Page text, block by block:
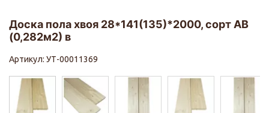
Доска пола хвоя 28*141(135)*2000, сорт АВ
(0,282м2) в
Артикул: УТ-00011369